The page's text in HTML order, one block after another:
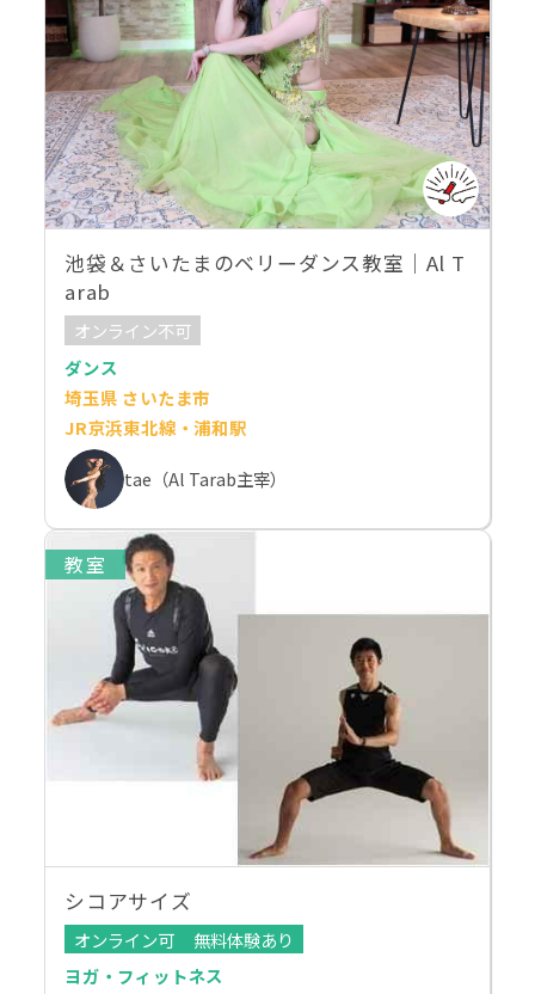
池袋＆さいたまのベリーダンス教室｜Al T
arab
オンライン不可
ダンス
埼玉県 さいたま市
JR京浜東北線・浦和駅
tae（Al Tarab主宰）
教室
シコアサイズ
オンライン可
無料体験あり
ヨガ・フィットネス